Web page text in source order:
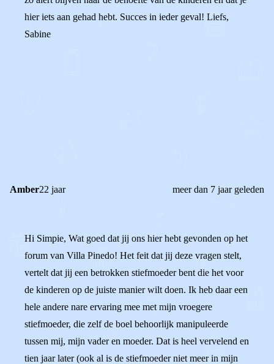
hier iets aan gehad hebt. Succes in ieder geval! Liefs,
Sabine
Amber22 jaar meer dan 7 jaar geleden
Hi Simpie, Wat goed dat jij ons hier hebt gevonden op het
forum van Villa Pinedo! Het feit dat jij deze vragen stelt,
vertelt dat jij een betrokken stiefmoeder bent die het voor
de kinderen op de juiste manier wilt doen. Ik heb daar een
hele andere nare ervaring mee met mijn vroegere
stiefmoeder, die zelf de boel behoorlijk manipuleerde
tussen mij, mijn vader en moeder. Dat is heel vervelend en
tien jaar later (ook al is de stiefmoeder niet meer in mijn